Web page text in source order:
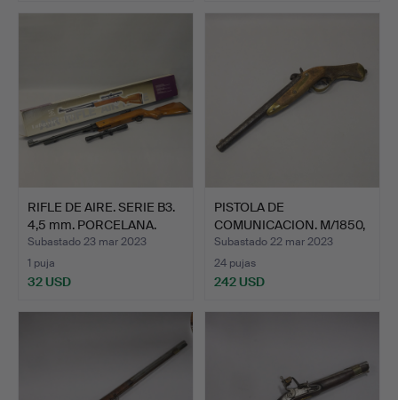
RIFLE DE AIRE. SERIE B3.
4,5 mm. PORCELANA.
Subastado 23 mar 2023
1 puja
32 USD
PISTOLA DE
COMUNICACION. M/1850,
SUECIA.
Subastado 22 mar 2023
24 pujas
242 USD